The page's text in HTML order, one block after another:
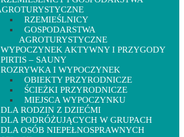
RZEMIEŚLNICY
GOSPODARSTWA
AGROTURYSTYCZNE
WYPOCZYNEK AKTYWNY I PRZYGODY
PIRTIS – SAUNY
ROZRYWKA I WYPOCZYNEK
OBIEKTY PRZYRODNICZE
ŚCIEŻKI PRZYRODNICZE
MIEJSCA WYPOCZYNKU
DLA RODZIN Z DZIEĆMI
DLA PODRÓŻUJĄCYCH W GRUPACH
DLA OSÓB NIEPEŁNOSPRAWNYCH